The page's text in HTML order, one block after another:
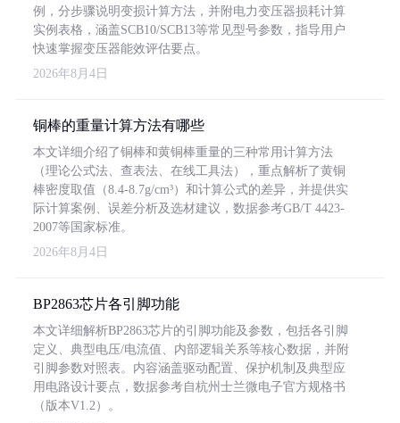
例，分步骤说明变损计算方法，并附电力变压器损耗计算
实例表格，涵盖SCB10/SCB13等常见型号参数，指导用户
快速掌握变压器能效评估要点。
2026年8月4日
铜棒的重量计算方法有哪些
本文详细介绍了铜棒和黄铜棒重量的三种常用计算方法
（理论公式法、查表法、在线工具法），重点解析了黄铜
棒密度取值（8.4-8.7g/cm³）和计算公式的差异，并提供实
际计算案例、误差分析及选材建议，数据参考GB/T 4423-
2007等国家标准。
2026年8月4日
BP2863芯片各引脚功能
本文详细解析BP2863芯片的引脚功能及参数，包括各引脚
定义、典型电压/电流值、内部逻辑关系等核心数据，并附
引脚参数对照表。内容涵盖驱动配置、保护机制及典型应
用电路设计要点，数据参考自杭州士兰微电子官方规格书
（版本V1.2）。